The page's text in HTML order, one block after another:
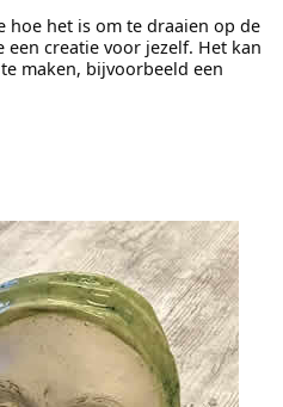
hoe het is om te draaien op de
creatie voor jezelf. Het kan
maken, bijvoorbeeld een